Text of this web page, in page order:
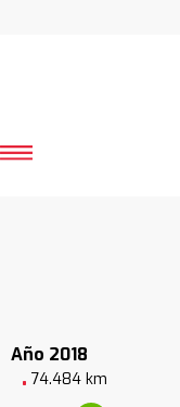
Año 2018
74.484 km